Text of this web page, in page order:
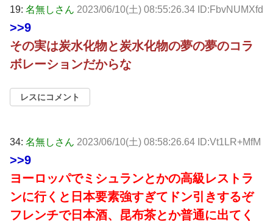
19: 名無しさん 2023/06/10(土) 08:55:26.34 ID:FbvNUMXfd
>>9
その実は炭水化物と炭水化物の夢の夢のコラ
ボレーションだからな
レスにコメント
34: 名無しさん 2023/06/10(土) 08:58:26.64 ID:Vt1LR+MfM
>>9
ヨーロッパでミシュランとかの高級レストラ
ンに行くと日本要素強すぎてドン引きするぞ
フレンチで日本酒、昆布茶とか普通に出てく